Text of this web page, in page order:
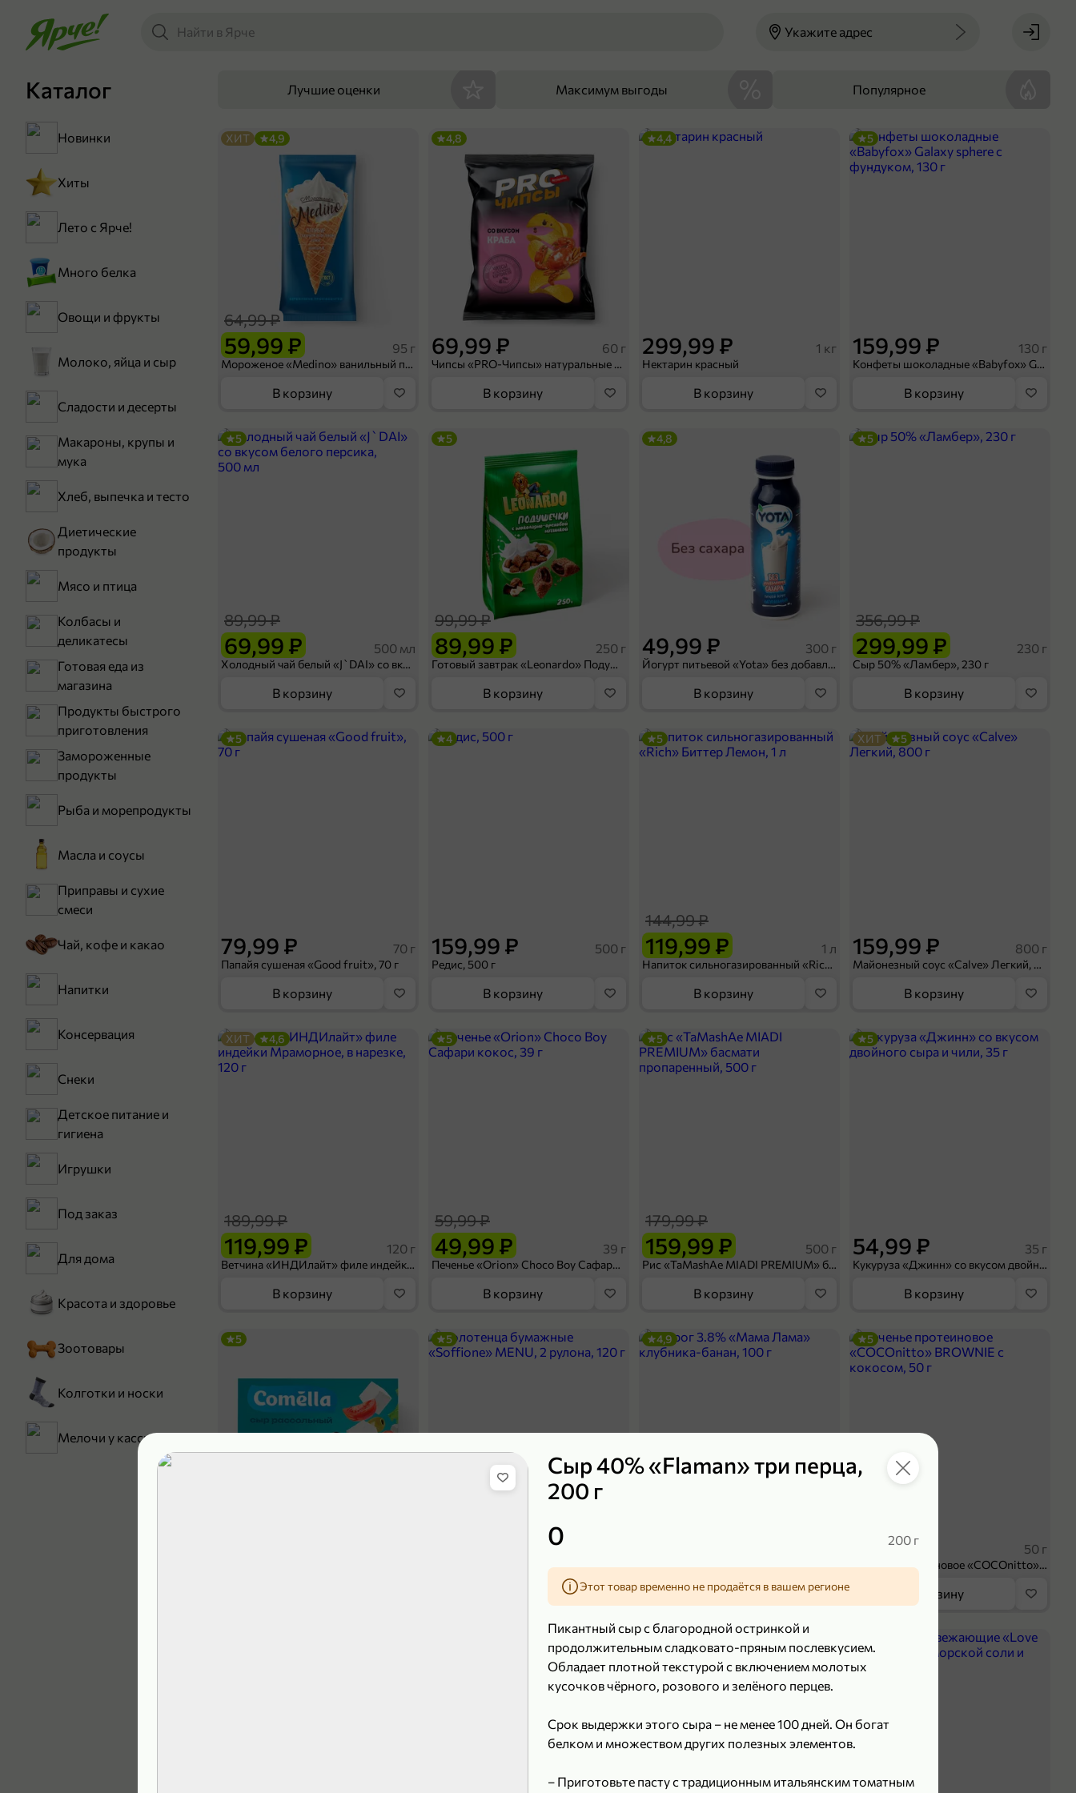
Сыр 40% «Flaman» три перца,
200 г
0 200 г
Этот товар временно не продаётся в вашем регионе
Пикантный сыр с благородной остринкой и
продолжительным сладковато-пряным послевкусием.
Обладает плотной текстурой с включением молотых
кусочков чёрного, розового и зелёного перцев.
Срок выдержки этого сыра – не менее 100 дней. Он богат
белком и множеством других полезных элементов.
– Приготовьте пасту с традиционным итальянским томатным
Укажите адрес
Каталог
Новинки
Хиты
Лето с Ярче!
Много белка
Овощи и фрукты
Молоко, яйца и сыр
Сладости и десерты
Макароны, крупы и
мука
Хлеб, выпечка и тесто
Диетические
продукты
Мясо и птица
Колбасы и
деликатесы
Готовая еда из
магазина
Продукты быстрого
приготовления
Замороженные
продукты
Рыба и морепродукты
Масла и соусы
Приправы и сухие
смеси
Чай, кофе и какао
Напитки
Консервация
Снеки
Детское питание и
гигиена
Игрушки
Под заказ
Для дома
Красота и здоровье
Зоотовары
Колготки и носки
Мелочи у кассы
Лучшие оценки Максимум выгоды Популярное
59,99 ₽
64,99 ₽
95 г
Мороженое «Medino» ванильный пломбир в рожке, 95 г
ХИТ 4,9
В корзину
69,99 ₽ 60 г
Чипсы «PRO-Чипсы» натуральные картофельные со вкусом краба, 60 г
4,8
В корзину
299,99 ₽ 1 кг
Нектарин красный
4,4
В корзину
159,99 ₽ 130 г
Конфеты шоколадные «Babyfox» Galaxy sphere с фундуком, 130 г
5
В корзину
69,99 ₽
89,99 ₽
500 мл
Холодный чай белый «J`DAI» со вкусом белого персика, 500 мл
5
В корзину
89,99 ₽
99,99 ₽
250 г
Готовый завтрак «Leonardo» Подушечки с шоколадно-ореховой начинкой, 250 г
5
В корзину
49,99 ₽ 300 г
Йогурт питьевой «Yota» без добавления сахара, 300 г
4,8
В корзину
299,99 ₽
356,99 ₽
230 г
Сыр 50% «Ламбер», 230 г
5
В корзину
79,99 ₽ 70 г
Папайя сушеная «Good fruit», 70 г
5
В корзину
159,99 ₽ 500 г
Редис, 500 г
4
В корзину
119,99 ₽
144,99 ₽
1 л
Напиток сильногазированный «Rich» Биттер Лемон, 1 л
5
В корзину
159,99 ₽ 800 г
Майонезный соус «Calve» Легкий, 800 г
ХИТ 5
В корзину
119,99 ₽
189,99 ₽
120 г
Ветчина «ИНДИлайт» филе индейки Мраморное, в нарезке, 120 г
ХИТ 4,6
В корзину
49,99 ₽
59,99 ₽
39 г
Печенье «Orion» Choco Boy Сафари кокос, 39 г
5
В корзину
159,99 ₽
179,99 ₽
500 г
Рис «TaMashAe MIADI PREMIUM» басмати пропаренный, 500 г
5
В корзину
54,99 ₽ 35 г
Кукуруза «Джинн» со вкусом двойного сыра и чили, 35 г
5
В корзину
5
Полотенца бумажные «Soffione» MENU, 2 рулона, 120 г
5
Творог 3.8% «Мама Лама» клубника-банан, 100 г
4,9
В корзину
89,99 ₽ 50 г
Печенье протеиновое «COCOnitto» BROWNIE с кокосом, 50 г
5
В корзину